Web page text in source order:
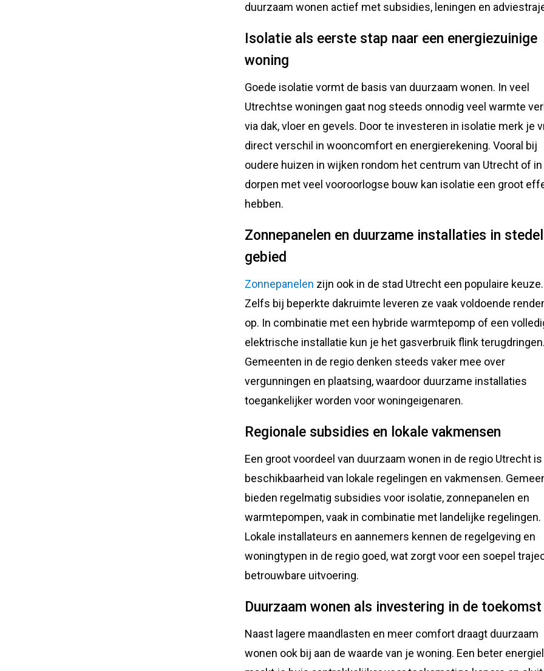
duurzaam wonen actief met subsidies, leningen en
Isolatie als eerste stap naar een energiezuinige
woning
Goede isolatie vormt de basis van duurzaam wonen. In veel
Utrechtse woningen gaat nog steeds onnodig veel warmte
via dak, vloer en gevels. Door te investeren in isolatie merk je
direct verschil in wooncomfort en energierekening. Vooral bij
oudere huizen in wijken rondom het centrum van Utrecht of in
dorpen met veel vooroorlogse bouw kan isolatie een groot
hebben.
Zonnepanelen en duurzame installaties in
gebied
Zonnepanelen zijn ook in de stad Utrecht een populaire keuze.
Zelfs bij beperkte dakruimte leveren ze vaak voldoende
op. In combinatie met een hybride warmtepomp of een
elektrische installatie kun je het gasverbruik flink terugdringen.
Gemeenten in de regio denken steeds vaker mee over
vergunningen en plaatsing, waardoor duurzame installaties
toegankelijker worden voor woningeigenaren.
Regionale subsidies en lokale vakmensen
Een groot voordeel van duurzaam wonen in de regio Utrecht is
beschikbaarheid van lokale regelingen en vakmensen.
bieden regelmatig subsidies voor isolatie, zonnepanelen en
warmtepompen, vaak in combinatie met landelijke regelingen.
Lokale installateurs en aannemers kennen de regelgeving en
woningtypen in de regio goed, wat zorgt voor een soepel
betrouwbare uitvoering.
Duurzaam wonen als investering in de toekomst
Naast lagere maandlasten en meer comfort draagt duurzaam
wonen ook bij aan de waarde van je woning. Een beter